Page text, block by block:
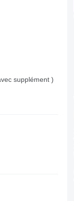
supplément )